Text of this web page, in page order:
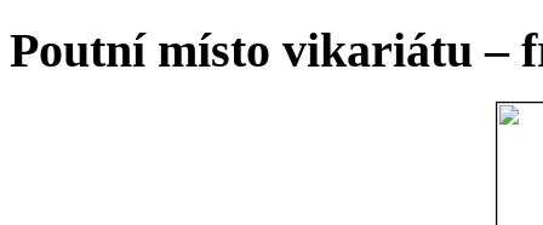
Poutní místo vikariátu –